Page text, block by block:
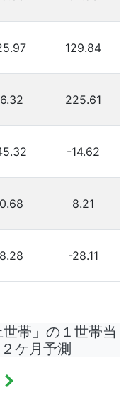
129.84
225.61
-14.62
8.21
-28.11
帯」の１世帯当
ケ月予測